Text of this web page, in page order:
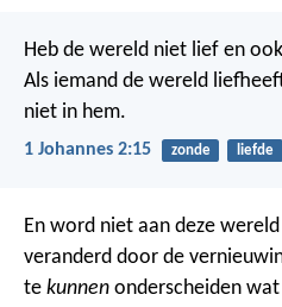
Heb de wereld niet lief en
Als iemand de wereld
niet in hem.
1 Johannes 2:15 zonde liefde
En word niet aan deze
veranderd door de
te kunnen onderscheiden